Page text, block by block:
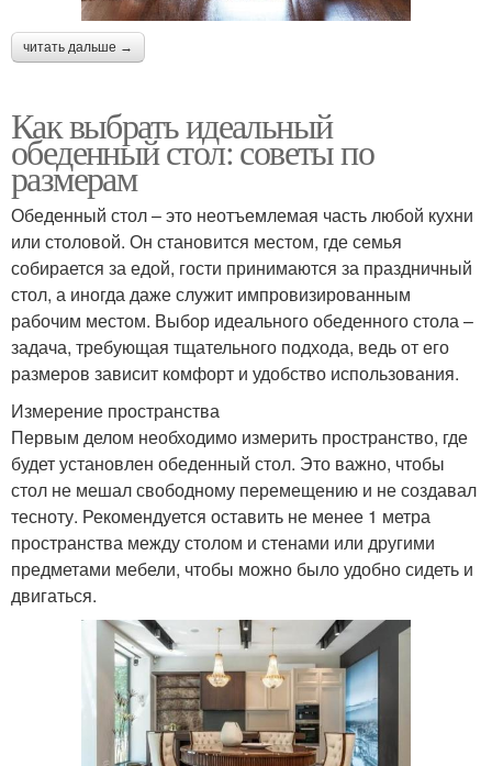
читать дальше →
Как выбрать идеальный
обеденный стол: советы по
размерам
Обеденный стол – это неотъемлемая часть любой кухни
или столовой. Он становится местом, где семья
собирается за едой, гости принимаются за праздничный
стол, а иногда даже служит импровизированным
рабочим местом. Выбор идеального обеденного стола –
задача, требующая тщательного подхода, ведь от его
размеров зависит комфорт и удобство использования.
Измерение пространства
Первым делом необходимо измерить пространство, где
будет установлен обеденный стол. Это важно, чтобы
стол не мешал свободному перемещению и не создавал
тесноту. Рекомендуется оставить не менее 1 метра
пространства между столом и стенами или другими
предметами мебели, чтобы можно было удобно сидеть и
двигаться.